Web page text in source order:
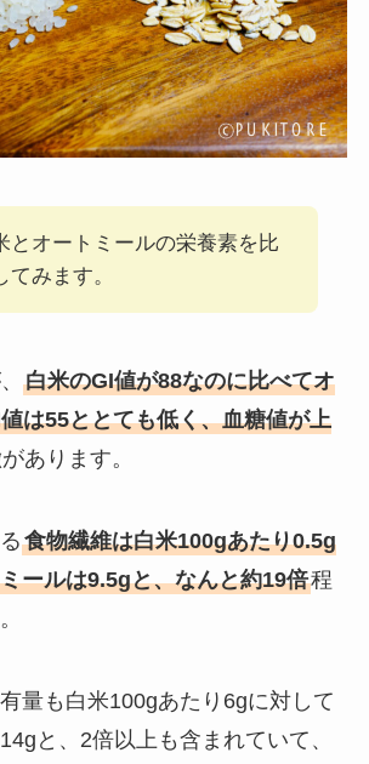
とオートミールの栄養素を比
てみます。
白米のGI値が88なのに比べてオ
は55ととても低く、血糖値が上
あります。
食物繊維は白米100gあたり0.5g
ールは9.5gと、なんと約19倍程
量も白米100gあたり6gに対して
と、2倍以上も含まれていて、